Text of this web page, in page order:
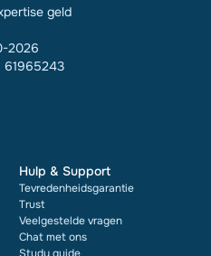
geld
2026
61965243
Hulp & Support
Tevredenheidsgarantie
Trust
Veelgestelde vragen
Chat met ons